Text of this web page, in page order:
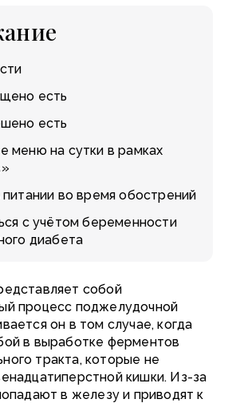
есть
есть
меню на сутки в рамках
питании во время обострений
с учётом беременности
диабета
собой
процесс поджелудочной
он в том случае, когда
в выработке ферментов
тракта, которые не
кишки. Из-за
в железу и приводят к